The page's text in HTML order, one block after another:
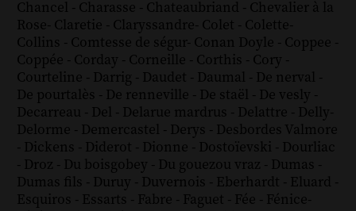
Chancel - Charasse - Chateaubriand - Chevalier à la
Rose- Claretie - Claryssandre- Colet - Colette-
Collins - Comtesse de ségur- Conan Doyle - Coppee -
Coppée - Corday - Corneille - Corthis - Cory -
Courteline - Darrig - Daudet - Daumal - De nerval -
De pourtalès - De renneville - De staël - De vesly -
Decarreau - Del - Delarue mardrus - Delattre - Delly-
Delorme - Demercastel - Derys - Desbordes Valmore
- Dickens - Diderot - Dionne - Dostoïevski - Dourliac
- Droz - Du boisgobey - Du gouezou vraz - Dumas -
Dumas fils - Duruy - Duvernois - Eberhardt - Eluard -
Esquiros - Essarts - Fabre - Faguet - Fée - Fénice-